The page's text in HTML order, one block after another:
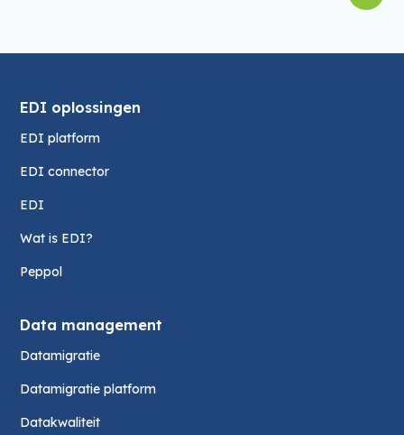
EDI oplossingen
EDI platform
EDI connector
EDI
Wat is EDI?
Peppol
Data management
Datamigratie
Datamigratie platform
Datakwaliteit